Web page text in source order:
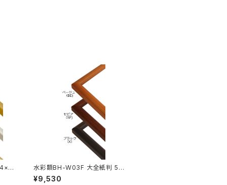
水彩額BH-W03F 大全紙判 544
×726ミリ
¥9,530